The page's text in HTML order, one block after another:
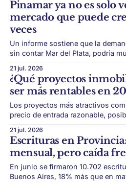
tradicional. En zonas como Barrio Parque, Palermo Chico o
José
Pinamar ya no es solo
mercado que puede
veces
Un informe sostiene que la
sin contar Mar del Plata, podría
desarrollo formal. Pinamar atraviesa una etapa de
transformación. Un estudio sostiene que la demanda de la
Costa Atlántica, excluyendo Mar
21 jul. 2026
¿Qué proyectos
ser más rentables en
Los proyectos más atractivos
precio de entrada razonable,
estate en 2026 exige mirar más
cuadrado. El mercado ya no premia cualquier compra. La
rentabilidad depende de ingresar
21 jul. 2026
Escrituras en
mensual, pero caída
En junio se firmaron 10.702
Buenos Aires, 18% más que en